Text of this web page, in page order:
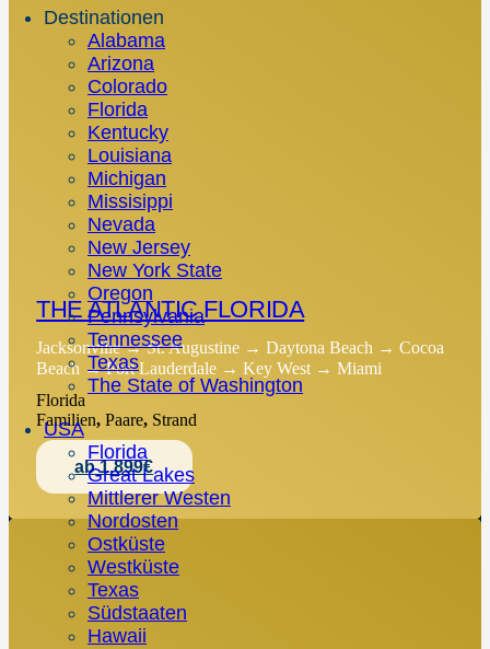
Destinationen
Alabama
Arizona
Colorado
Florida
Kentucky
Louisiana
Michigan
Missisippi
Nevada
New Jersey
New York State
Oregon
Pennsylvania
Tennessee
Texas
The State of Washington
USA
Florida
Great Lakes
Mittlerer Westen
Nordosten
Ostküste
Westküste
Texas
Südstaaten
Hawaii
THE ATLANTIC FLORIDA
Jacksonville → St. Augustine → Daytona Beach → Cocoa
Beach → Fort Lauderdale → Key West → Miami
Florida
Familien,Paare, Strand
ab 1.899€